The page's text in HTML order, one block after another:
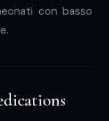
con basso